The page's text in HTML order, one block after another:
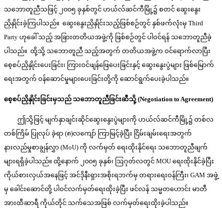
သဘောတူညီသဖြင့် ၂၀၀၅ ခုနှစ်တွင် ဟယ်လ်ဆင်ကီမြို့၌ စတင် ဆွေးနွေး
ညှိနှိုင်းခဲ့ကြပါသည်။ ဆွေးနွေးညှိနှိုင်းသည့်ဖြစ်စဉ်တွင် နှစ်ဖက်လုံးမှ Third
Party ဟုခေါ် သည့် အခြားတတိယအဖွဲ့ကို ဖြစ်စဉ်တွင် ပါဝင်ရန် သဘောတူညီခဲ့
ပါသည်။ ထို့သို့ သဘောတူညီ သည့်အတွက် တတိယအဖွဲ့က ဝင်ရောက်လာပြီး
စေ့စပ်ညှိနှိုင်းပေးခြင်း၊ ကြားဝင်ဖျန်ဖြေပေးခြင်းနှင့် ဆွေးနွေးပွဲများ ဖြစ်မြောက်
ရေးအတွက် ဝန်ဆောင်မှုများပေးခြင်းတို့ကို ဆောင်ရွက်ပေးခဲ့ပါသည်။
စေ့စပ်ညှိနှိုင်းခြင်းမှသည် သဘောတူညီခြင်းဆီသို့ (Negotiation to Agreement)
ဤသို့ဖြင့် မျက်နှာချင်းဆိုင်ဆွေးနွေးပွဲများကို ဟယ်လ်ဆင်ကီမြို့၌ တစ်လ
တစ်ကြိမ် ပြုလုပ် ခဲ့ရာ (၈)လကျော် ကြာမြင့်ခဲ့ပြီး ငြိမ်းချမ်းရေးအတွက်
နားလည်မှုစာချွန်လွှာ (MoU) ကို လက်မှတ် ရေးထိုးနိုင်ရေး သဘောတူညီချက်
များရရှိခဲ့ပါသည်။ ထို့နောက် ၂၀၀၅ ခုနှစ်၊ ဩဂုတ်လတွင် MOU ရေးထိုးနိုင်ခဲ့ပြီး
ကိုယ်စားလှယ်အနေဖြင့် အင်ဒိုနီးရှားအစိုးရဘက်မှ တရားရေးဝန်ကြီး၊ GAM အဖွဲ့
မှ ခေါင်းဆောင်တို့ ပါဝင်လက်မှတ်ရေးထိုးခဲ့ပြီး ဖင်လန် သမ္မတဟောင်း မာတီ
အားထီဆာရီ ကိုယ်တိုင် သက်သေအဖြစ် လက်မှတ်ရေးထိုးခဲ့ပါသည်။